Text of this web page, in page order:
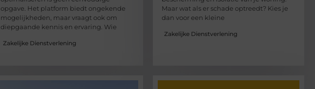
opgave. Het platform biedt ongekende
mogelijkheden, maar vraagt ook om
diepgaande kennis en ervaring. Wie
Zakelijke Dienstverlening
Maar wat als er schade optreedt? Kies je
dan voor een kleine
Zakelijke Dienstverlening